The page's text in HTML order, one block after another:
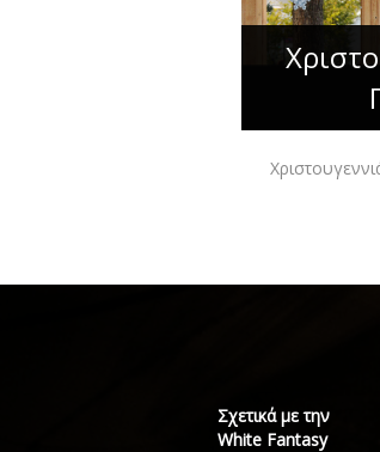
Σχετικά με την
White Fantasy